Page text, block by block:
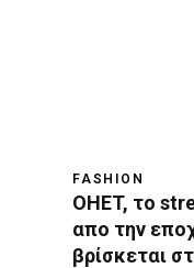
FASHION
OHET, το
απο την
βρίσκεται